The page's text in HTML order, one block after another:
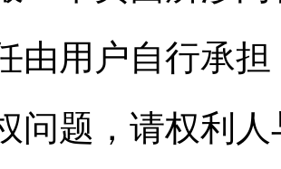
由用户自行承
问题，请权利